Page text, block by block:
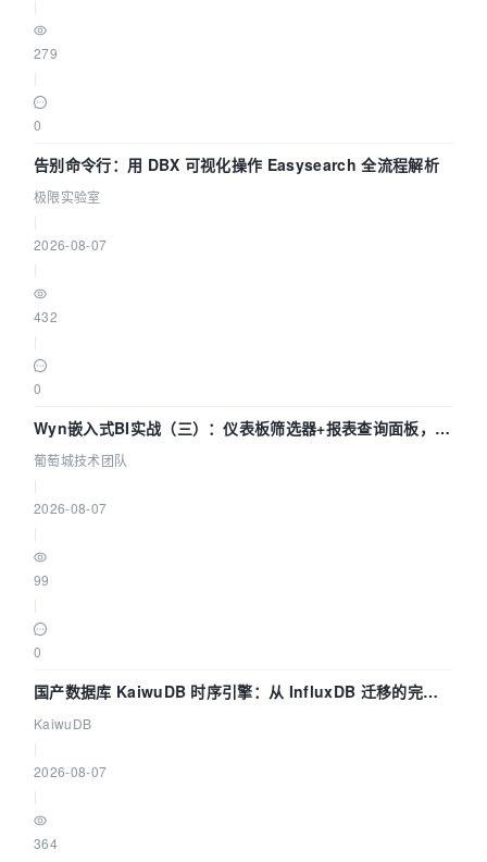
279
0
告别命令行：用 DBX 可视化操作 Easysearch 全流程解析
极限实验室
2026-08-07
432
0
Wyn嵌入式BI实战（三）：仪表板筛选器+报表查询面板，参
数联动全闭环
葡萄城技术团队
2026-08-07
99
0
国产数据库 KaiwuDB 时序引擎：从 InfluxDB 迁移的完整
技术路径
KaiwuDB
2026-08-07
364